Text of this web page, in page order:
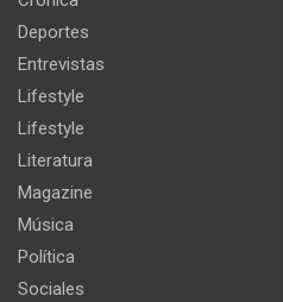
Deportes
Entrevistas
Lifestyle
Lifestyle
Literatura
Magazine
Música
Política
Sociales